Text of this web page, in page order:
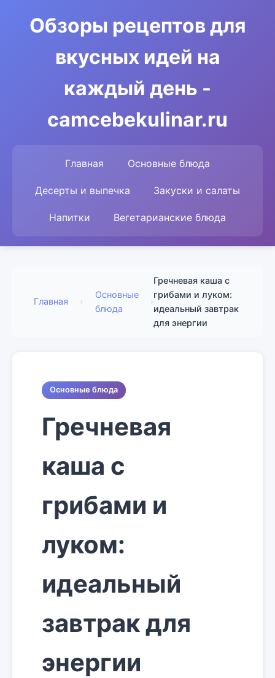
Обзоры рецептов для
вкусных идей на
каждый день -
camcebekulinar.ru
Главная Основные блюда
Десерты и выпечка Закуски и салаты
Напитки Вегетарианские блюда
Главная ›
Основные
блюда
›
Гречневая каша с
грибами и луком:
идеальный завтрак
для энергии
Основные блюда
Гречневая
каша с
грибами и
луком:
идеальный
завтрак для
энергии